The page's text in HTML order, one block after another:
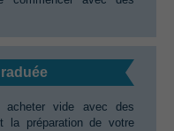
acheter vide avec des
la préparation de votre